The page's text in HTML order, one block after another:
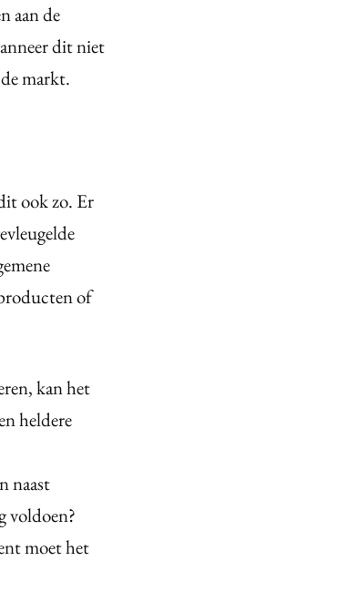
aan de
dit niet
markt.
ook zo. Er
of
kan het
heldere
naast
voldoen?
moet het